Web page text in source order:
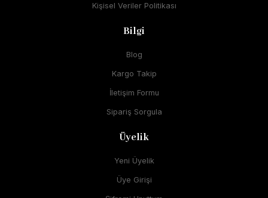
Kişisel Veriler Politikası
Bilgi
Blog
Kargo Takip
İletişim Formu
Sipariş Sorgula
Üyelik
Yeni Üyelik
Üye Girişi